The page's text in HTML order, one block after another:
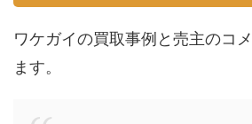
ワケガイの買取事例と売主のコ
ます。